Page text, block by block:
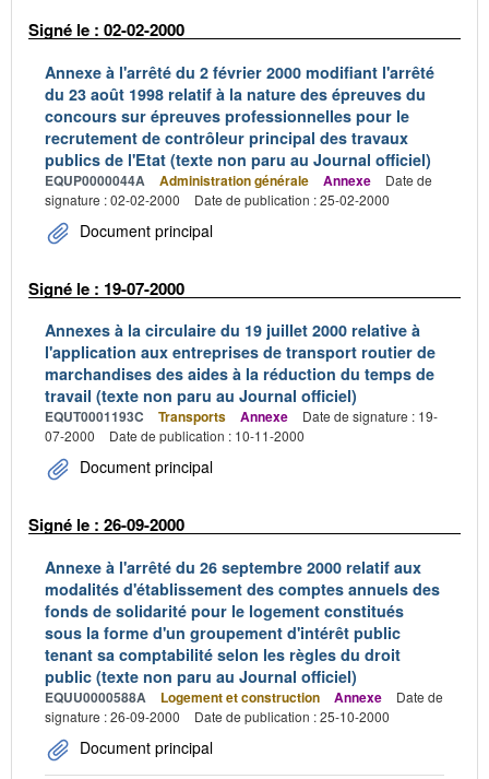
Signé le : 02-02-2000
Annexe à l'arrêté du 2 février 2000 modifiant l'arrêté
du 23 août 1998 relatif à la nature des épreuves du
concours sur épreuves professionnelles pour le
recrutement de contrôleur principal des travaux
publics de l'Etat (texte non paru au Journal officiel)
EQUP0000044A Administration générale Annexe
Date de
signature : 02-02-2000
Date de publication : 25-02-2000
Document principal
Signé le : 19-07-2000
Annexes à la circulaire du 19 juillet 2000 relative à
l'application aux entreprises de transport routier de
marchandises des aides à la réduction du temps de
travail (texte non paru au Journal officiel)
EQUT0001193C Transports Annexe
Date de signature : 19-
07-2000
Date de publication : 10-11-2000
Document principal
Signé le : 26-09-2000
Annexe à l'arrêté du 26 septembre 2000 relatif aux
modalités d'établissement des comptes annuels des
fonds de solidarité pour le logement constitués
sous la forme d'un groupement d'intérêt public
tenant sa comptabilité selon les règles du droit
public (texte non paru au Journal officiel)
EQUU0000588A Logement et construction Annexe
Date de
signature : 26-09-2000
Date de publication : 25-10-2000
Document principal